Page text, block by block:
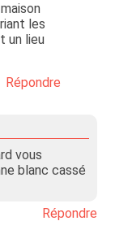
les
un lieu
Répondre
vous
blanc cassé
Répondre